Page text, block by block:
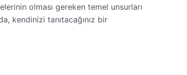
olması gereken temel unsurları
kendinizi tanıtacağınız bir